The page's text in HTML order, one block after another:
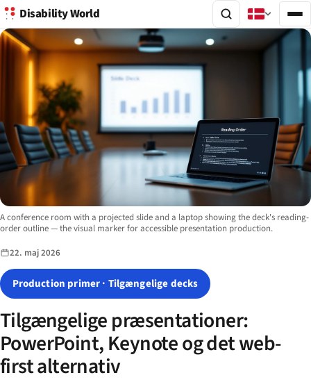
Disability World
Image description:
A conference room with a projected slide and a laptop showing the deck's reading-
order outline — the visual marker for accessible presentation production.
22. maj 2026
Production primer · Tilgængelige decks
Tilgængelige præsentationer:
PowerPoint, Keynote og det web-
first alternativ